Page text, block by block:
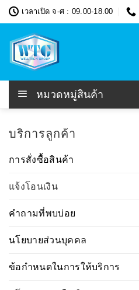
Skip
to
content
เวลาเปิด จ-ศ : 09.00-18.00
หมวดหมู่สินค้า
บริการลูกค้า
การสั่งซื้อสินค้า
แจ้งโอนเงิน
คำถามที่พบบ่อย
นโยบายส่วนบุคคล
ข้อกำหนดในการให้บริการ